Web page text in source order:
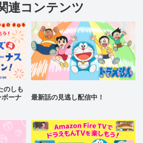
連コンテンツ
のしも
ボーナ
最新話の見逃し配信中！